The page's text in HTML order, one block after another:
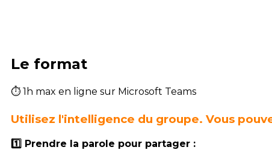
Le format
⏱ 1h max en ligne sur Microsoft Teams
Utilisez l'intelligence du groupe. Vous
1️⃣ Prendre la parole pour partager :